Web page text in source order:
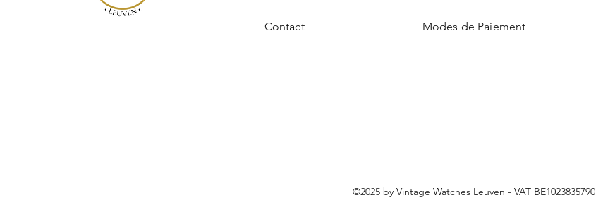
Contact Modes de Paiement
©2025 by Vintage Watches Leuven - VAT BE1023835790